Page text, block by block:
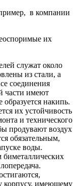
в компании
их
служат около
из стали, а
соединения
части имеют
накипь.
их устойчивость
и технического
продувают воздух
обязательным,
воды.
корпусу, имеющему